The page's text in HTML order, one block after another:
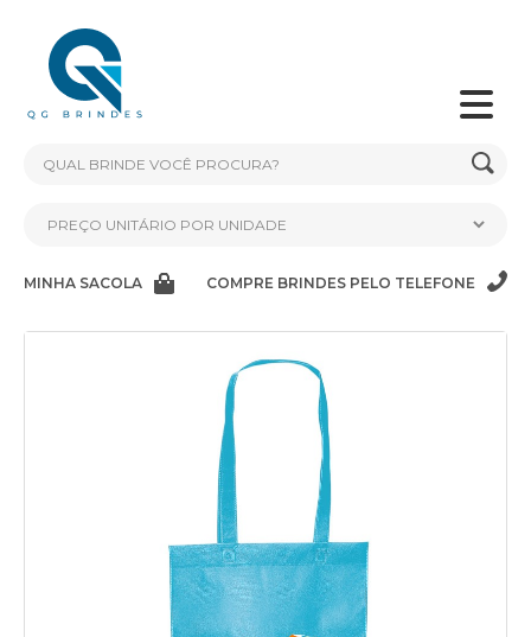
MINHA SACOLA COMPRE BRINDES PELO TELEFONE